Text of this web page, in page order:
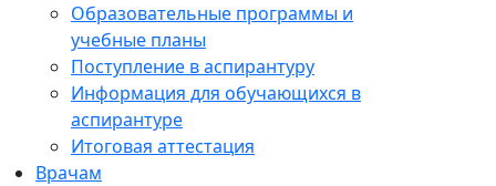
Образовательные программы и
учебные планы
Поступление в аспирантуру
Информация для обучающихся в
аспирантуре
Итоговая аттестация
Врачам